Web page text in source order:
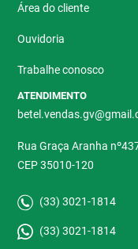
Área do cliente
Ouvidoria
Trabalhe conosco
ATENDIMENTO
Rua Graça Aranha
CEP 35010-120
(33) 3021-1814
(33) 3021-1814